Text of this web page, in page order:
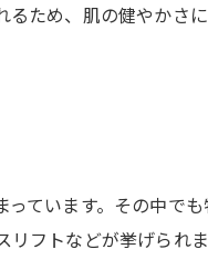
ため、肌の健やかさ
ています。その中で
フトなどが挙げられ